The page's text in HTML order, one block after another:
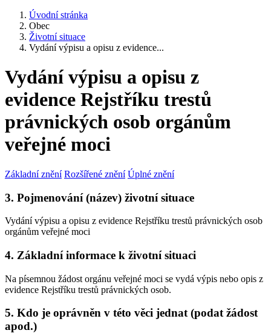
Úvodní stránka
Obec
Životní situace
Vydání výpisu a opisu z evidence...
Vydání výpisu a opisu z
evidence Rejstříku trestů
právnických osob orgánům
veřejné moci
Základní znění Rozšířené znění Úplné znění
3. Pojmenování (název) životní situace
Vydání výpisu a opisu z evidence Rejstříku trestů právnických osob
orgánům veřejné moci
4. Základní informace k životní situaci
Na písemnou žádost orgánu veřejné moci se vydá výpis nebo opis z
evidence Rejstříku trestů právnických osob.
5. Kdo je oprávněn v této věci jednat (podat žádost
apod.)